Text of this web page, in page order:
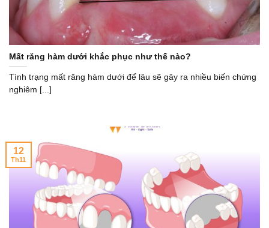
Mất răng hàm dưới khắc phục như thế nào?
Tình trạng mất răng hàm dưới để lâu sẽ gây ra nhiều biến chứng
nghiêm [...]
12
Th11